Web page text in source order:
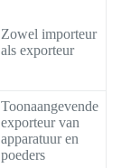
Zowel importeur
als exporteur
Toonaangevende
exporteur van
apparatuur en
poeders